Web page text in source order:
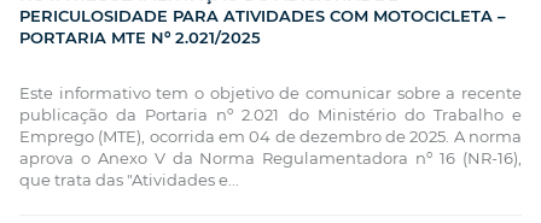
PERICULOSIDADE PARA ATIVIDADES COM MOTOCICLETA –
PORTARIA MTE Nº 2.021/2025
Este informativo tem o objetivo de comunicar sobre a recente
publicação da Portaria nº 2.021 do Ministério do Trabalho e
Emprego (MTE), ocorrida em 04 de dezembro de 2025. A norma
aprova o Anexo V da Norma Regulamentadora nº 16 (NR-16),
que trata das "Atividades e...